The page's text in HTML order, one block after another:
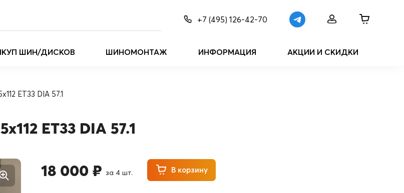
+7 (495) 126-42-70
ШИН/ДИСКОВ ШИНОМОНТАЖ ИНФОРМАЦИЯ АКЦИИ И СКИДКИ
ET33 DIA 57.1
ET33 DIA 57.1
18 000 ₽ за 4 шт. В корзину